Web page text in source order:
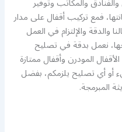
فمع تركيب أقفال على مدار
والدقة والإلتزام في العمل
نعمل بدقة في تصليح
المودرن وأقفال ممتازة
أي تصليح يلزمكم، بفضل
المبرمجة.